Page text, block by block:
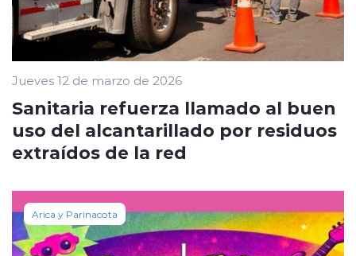
Jueves 12 de marzo de 2026
Sanitaria refuerza llamado al buen
uso del alcantarillado por residuos
extraídos de la red
Arica y Parinacota